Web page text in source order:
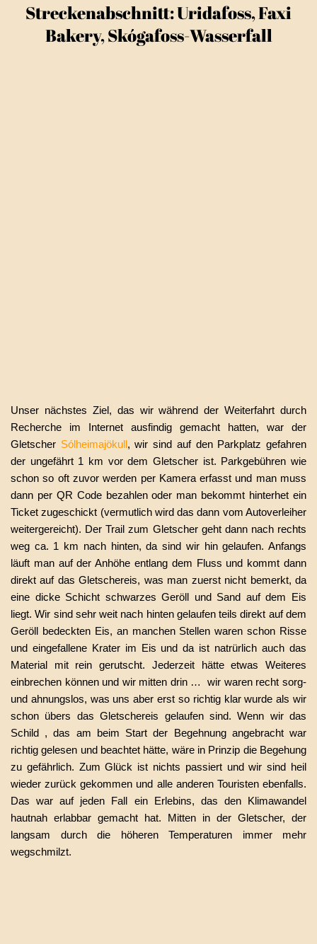
Streckenabschnitt: Uridafoss, Faxi
Bakery, Skógafoss-Wasserfall
Unser nächstes Ziel, das wir während der Weiterfahrt durch
Recherche im Internet ausfindig gemacht hatten, war der
Gletscher Sólheimajökull, wir sind auf den Parkplatz gefahren
der ungefährt 1 km vor dem Gletscher ist. Parkgebühren wie
schon so oft zuvor werden per Kamera erfasst und man muss
dann per QR Code bezahlen oder man bekommt hinterhet ein
Ticket zugeschickt (vermutlich wird das dann vom Autoverleiher
weitergereicht). Der Trail zum Gletscher geht dann nach rechts
weg ca. 1 km nach hinten, da sind wir hin gelaufen. Anfangs
läuft man auf der Anhöhe entlang dem Fluss und kommt dann
direkt auf das Gletschereis, was man zuerst nicht bemerkt, da
eine dicke Schicht schwarzes Geröll und Sand auf dem Eis
liegt. Wir sind sehr weit nach hinten gelaufen teils direkt auf dem
Geröll bedeckten Eis, an manchen Stellen waren schon Risse
und eingefallene Krater im Eis und da ist natrürlich auch das
Material mit rein gerutscht. Jederzeit hätte etwas Weiteres
einbrechen können und wir mitten drin …
wir waren recht sorg-
und ahnungslos, was uns aber erst so richtig klar wurde als wir
schon übers das Gletschereis gelaufen sind. Wenn wir das
Schild , das am beim Start der Begehnung angebracht war
richtig gelesen und beachtet hätte, wäre in Prinzip die Begehung
zu gefährlich. Zum Glück ist nichts passiert und wir sind heil
wieder zurück gekommen und alle anderen Touristen ebenfalls.
Das war auf jeden Fall ein Erlebins, das den Klimawandel
hautnah erlabbar gemacht hat. Mitten in der Gletscher, der
langsam durch die höheren Temperaturen immer mehr
wegschmilzt.